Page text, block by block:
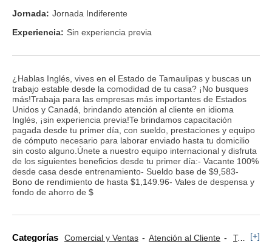
Jornada: Jornada Indiferente
Experiencia: Sin experiencia previa
¿Hablas Inglés, vives en el Estado de Tamaulipas y buscas un
trabajo estable desde la comodidad de tu casa? ¡No busques
más!Trabaja para las empresas más importantes de Estados
Unidos y Canadá, brindando atención al cliente en idioma
Inglés, ¡sin experiencia previa!Te brindamos capacitación
pagada desde tu primer día, con sueldo, prestaciones y equipo
de cómputo necesario para laborar enviado hasta tu domicilio
sin costo alguno.Únete a nuestro equipo internacional y disfruta
de los siguientes beneficios desde tu primer día:- Vacante 100%
desde casa desde entrenamiento- Sueldo base de $9,583-
Bono de rendimiento de hasta $1,149.96- Vales de despensa y
fondo de ahorro de $
Categorías Comercial y Ventas Atención al Cliente Televenta y Marketing Telefónico [+]